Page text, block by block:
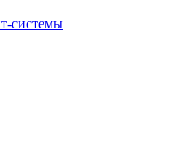
системы